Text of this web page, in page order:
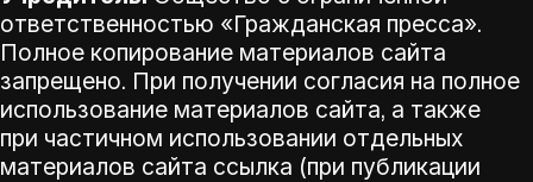
ответственностью «Гражданская пресса».
Полное копирование материалов сайта
запрещено. При получении согласия на полное
использование материалов сайта, а также
при частичном использовании отдельных
материалов сайта ссылка (при публикации